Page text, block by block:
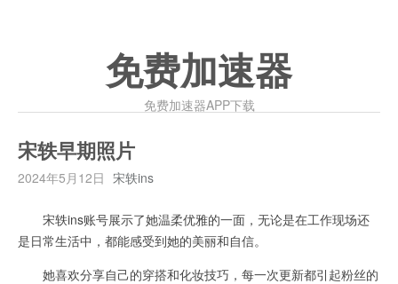
免费加速器
免费加速器APP下载
宋轶早期照片
2024年5月12日 宋轶ins
宋轶ins账号展示了她温柔优雅的一面，无论是在工作现场还
是日常生活中，都能感受到她的美丽和自信。
她喜欢分享自己的穿搭和化妆技巧，每一次更新都引起粉丝的